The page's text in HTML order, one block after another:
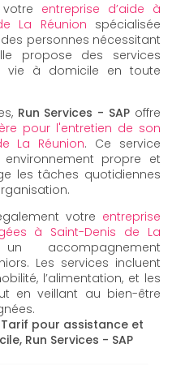
entreprise d’aide à
La Réunion spécialisée
personnes nécessitant
propose des services
vie à domicile en toute
Run Services - SAP offre
pour l'entretien de son
La Réunion. Ce service
propre et
les tâches quotidiennes
votre entreprise
à Saint-Denis de La
accompagnement
Les services incluent
l’alimentation, et les
en veillant au bien-être
Tarif pour assistance et
Run Services - SAP